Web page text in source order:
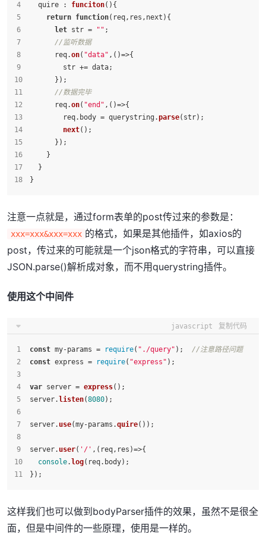
  quire :
funciton( ){
return function( req,res,next ){
let str = "" ;
//监听数据
      req.
on( "data" , ()=>{
        str += data;
      });
//数据完毕
      req.
on( "end" , ()=>{
        req.
body = querystring.parse(str);
next();
      });
    }
  }
}
注意一点就是，通过form表单的post传过来的参数是：
xxx=xxx&xxx=xxx 的格式，如果是其他插件，如axios的
post，传过来的可能就是一个json格式的字符串，可以直接
JSON.parse()解析成对象，而不用querystring插件。
使用这个中间件
javascript 复制代码
const my-params = require( "./query" ); //注意路径问题
const express = require( "express" );
var server = express();
server. listen(8080);
server. use(my-params.quire());
server. user( '/' , ( req,res )=>{
console. log(req. body);
});
这样我们也可以做到bodyParser插件的效果，虽然不是很全
面，但是中间件的一些原理，使用是一样的。